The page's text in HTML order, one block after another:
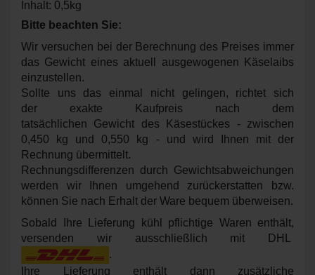
Inhalt: 0,5kg
Bitte beachten Sie:
Wir versuchen bei der Berechnung des Preises immer
das Gewicht eines aktuell ausgewogenen Käselaibs
einzustellen.
Sollte uns das einmal nicht gelingen, richtet sich
der exakte Kaufpreis nach dem
tatsächlichen Gewicht des Käsestückes - zwischen
0,450 kg und 0,550 kg - und wird Ihnen mit der
Rechnung übermittelt.
Rechnungsdifferenzen durch Gewichtsabweichungen
werden wir Ihnen umgehend zurückerstatten bzw.
können Sie nach Erhalt der Ware bequem überweisen.
Sobald Ihre Lieferung kühl pflichtige Waren enthält,
versenden wir ausschließlich mit DHL
.
Ihre Lieferung enthält dann zusätzliche